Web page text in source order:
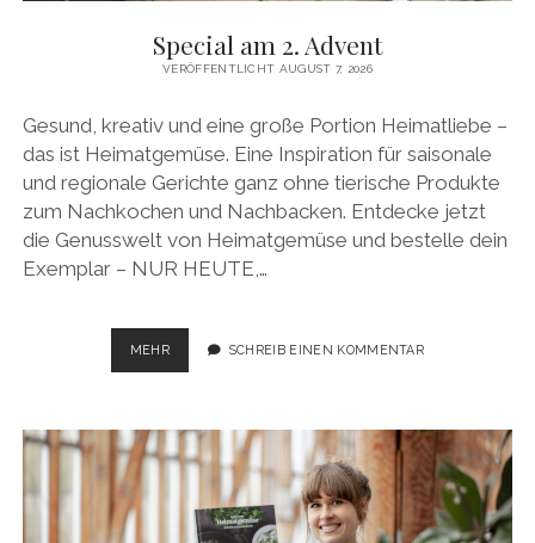
Special am 2. Advent
VERÖFFENTLICHT AUGUST 7, 2026
Gesund, kreativ und eine große Portion Heimatliebe –
das ist Heimatgemüse. Eine Inspiration für saisonale
und regionale Gerichte ganz ohne tierische Produkte
zum Nachkochen und Nachbacken. Entdecke jetzt
die Genusswelt von Heimatgemüse und bestelle dein
Exemplar – NUR HEUTE,…
MEHRSPECIAL
AM
SCHREIB EINEN KOMMENTAR